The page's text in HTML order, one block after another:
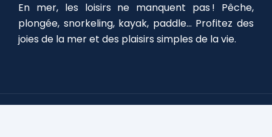
En mer, les loisirs ne manquent pas ! Pêche,
plongée, snorkeling, kayak, paddle… Profitez des
joies de la mer et des plaisirs simples de la vie.